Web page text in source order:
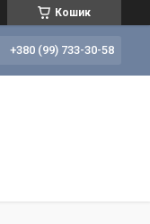
Кошик
+380 (99) 733-30-58